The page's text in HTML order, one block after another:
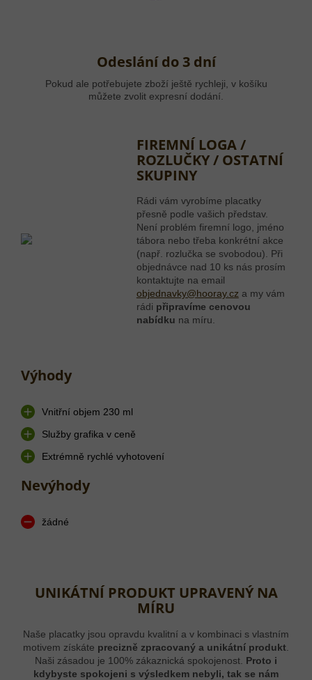
Odeslání do 3 dní
Pokud ale potřebujete zboží ještě rychleji, v košíku
můžete zvolit expresní dodání.
FIREMNÍ LOGA /
ROZLUČKY / OSTATNÍ
SKUPINY
Rádi vám vyrobíme placatky
přesně podle vašich představ.
Není problém firemní logo, jméno
tábora nebo třeba konkrétní akce
(např. rozlučka se svobodou). Při
objednávce nad 10 ks nás prosím
kontaktujte na email
objednavky@hooray.cza my vám
rádi připravíme cenovou
nabídku na míru.
Výhody
Vnitřní objem 230 ml
Služby grafika v ceně
Extrémně rychlé vyhotovení
Nevýhody
žádné
UNIKÁTNÍ PRODUKT UPRAVENÝ NA
MÍRU
Naše placatky jsou opravdu kvalitní a v kombinaci s vlastním
motivem získáte precizně zpracovaný a unikátní produkt
Naši zásadou je 100% zákaznická spokojenost. Proto i
kdybyste spokojeni s výsledkem nebyli, tak se nám